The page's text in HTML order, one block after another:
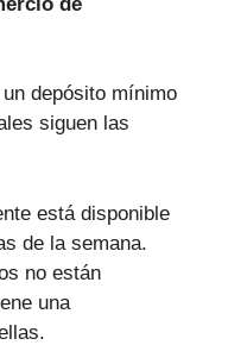
depósito mínimo
siguen las
está disponible
de la semana.
no están
una